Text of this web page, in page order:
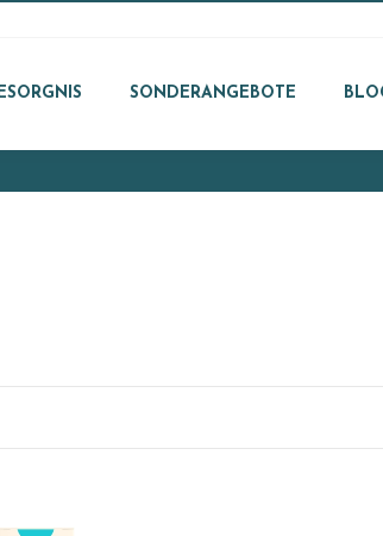
SONDERANGEBOTE